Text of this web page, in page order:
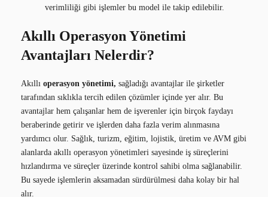
verimliliği gibi işlemler bu model ile takip edilebilir.
Akıllı Operasyon Yönetimi
Avantajları Nelerdir?
Akıllıoperasyon yönetimi,sağladığı avantajlar ile şirketler
tarafından sıklıkla tercih edilen çözümler içinde yer alır. Bu
avantajlar hem çalışanlar hem de işverenler için birçok faydayı
beraberinde getirir ve işlerden daha fazla verim alınmasına
yardımcı olur. Sağlık, turizm, eğitim, lojistik, üretim ve AVM gibi
alanlarda akıllı operasyon yönetimleri sayesinde iş süreçlerini
hızlandırma ve süreçler üzerinde kontrol sahibi olma sağlanabilir.
Bu sayede işlemlerin aksamadan sürdürülmesi daha kolay bir hal
alır.